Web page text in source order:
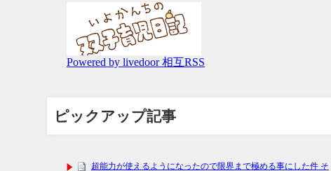
ピックアップ記事